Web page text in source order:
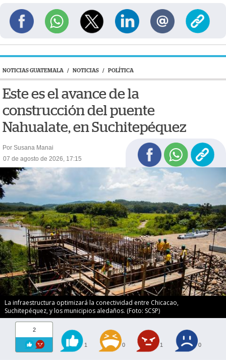
NOTICIAS GUATEMALA / NOTICIAS / POLÍTICA
Este es el avance de la
construcción del puente
Nahualate, en Suchitepéquez
Por Susana Manai
07 de agosto de 2026, 17:15
La infraestructura optimizará la conectividad entre Chicacao,
Suchitepéquez, y los municipios aledaños. (Foto: SCSP)
2
1 0 1 0